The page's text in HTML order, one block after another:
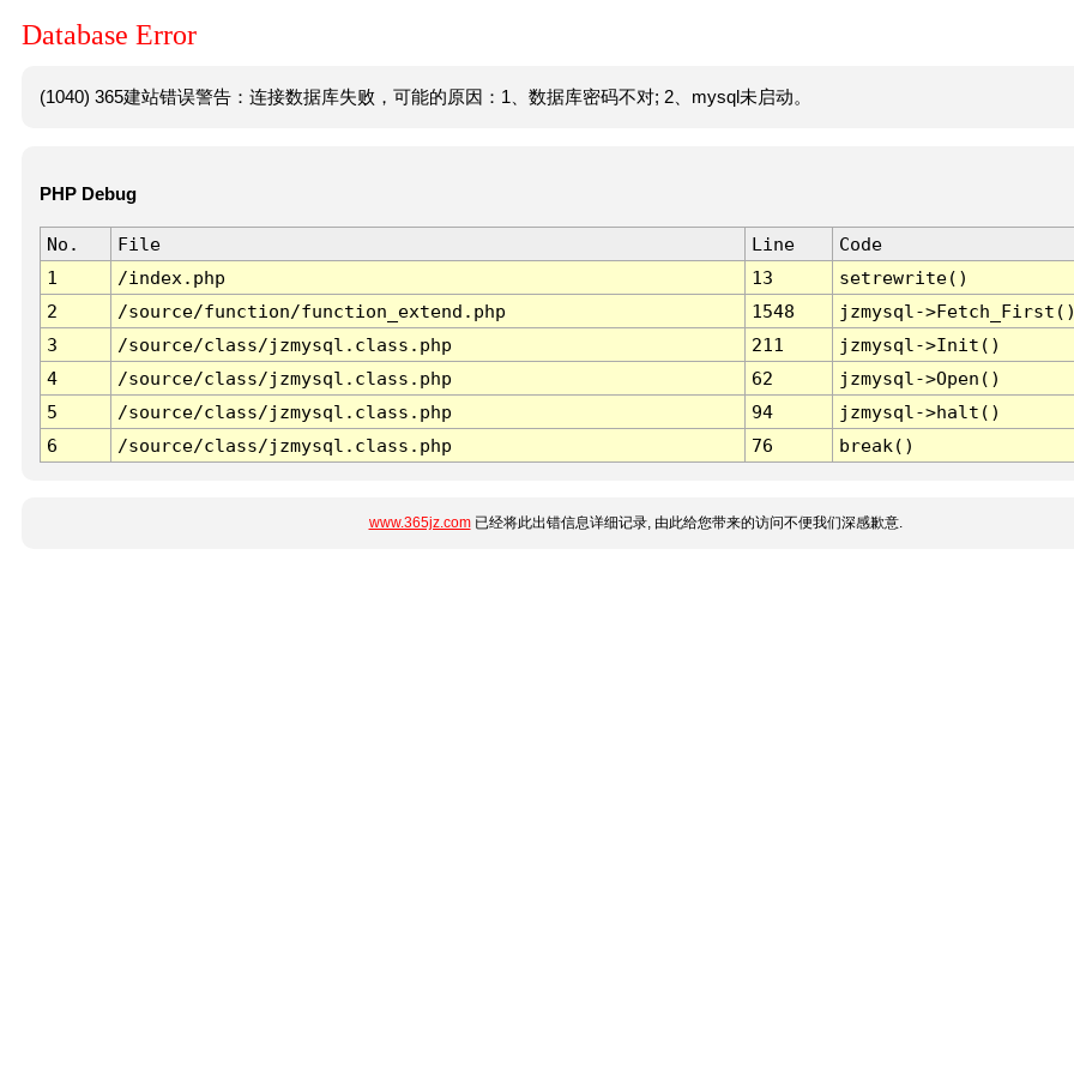
Database Error
(1040) 365建站错误警告：连接数据库失败，可能的原因：1、数据库密码不对; 2、mysql未启动。
PHP Debug
No. File Line
Code
1
/index.php 13
setrewrite()
2
/source/function/function_extend.php 1548
jzmysql-
3
/source/class/jzmysql.class.php 211
jzmysql->Init()
4
/source/class/jzmysql.class.php 62
jzmysql->Open()
5
/source/class/jzmysql.class.php 94
jzmysql->halt()
6
/source/class/jzmysql.class.php 76 break()
www.365jz.com已经将此出错信息详细记录, 由此给您带来的访问不便我们深感歉意.